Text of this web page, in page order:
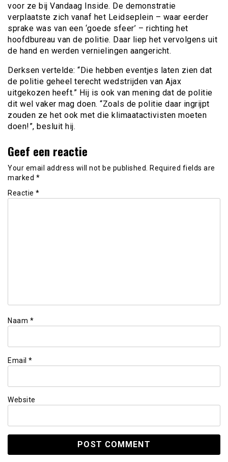
voor ze bij Vandaag Inside. De demonstratie
verplaatste zich vanaf het Leidseplein – waar eerder
sprake was van een ‘goede sfeer’ – richting het
hoofdbureau van de politie. Daar liep het vervolgens uit
de hand en werden vernielingen aangericht.
Derksen vertelde: “Die hebben eventjes laten zien dat
de politie geheel terecht wedstrijden van Ajax
uitgekozen heeft.” Hij is ook van mening dat de politie
dit wel vaker mag doen. “Zoals de politie daar ingrijpt
zouden ze het ook met die klimaatactivisten moeten
doen!”, besluit hij.
Geef een reactie
Your email address will not be published.
Required fields are
marked *
Reactie *
Naam *
Email *
Website